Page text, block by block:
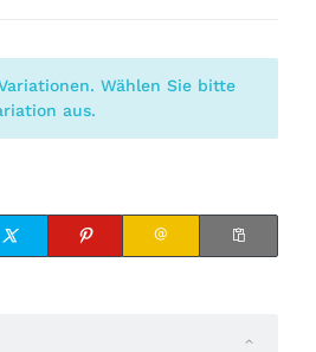
Wählen Sie bitte
aus.